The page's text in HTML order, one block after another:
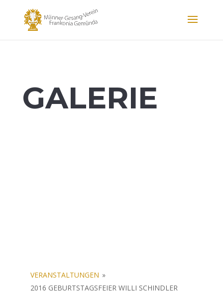
GALERIE
VERANSTALTUNGEN »
2016 GEBURTSTAGSFEIER WILLI SCHINDLER